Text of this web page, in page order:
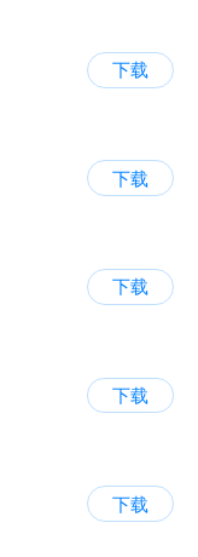
下载
下载
下载
下载
下载